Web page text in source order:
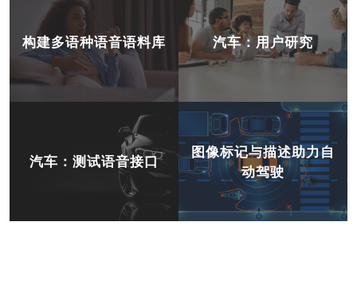
构建多语种语音语料库
汽车：测试语音接口
汽车：用户研究
图像标记与描述助力自
动驾驶